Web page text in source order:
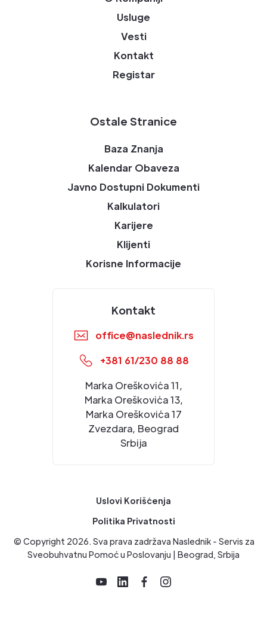
Usluge
Vesti
Kontakt
Registar
Ostale Stranice
Baza Znanja
Kalendar Obaveza
Javno Dostupni Dokumenti
Kalkulatori
Karijere
Klijenti
Korisne Informacije
Kontakt
office@naslednik.rs
+381 61/230 88 88
Marka Oreškovića 11,
Marka Oreškovića 13,
Marka Oreškovića 17
Zvezdara, Beograd
Srbija
Uslovi Korišćenja
Politika Privatnosti
© Copyright 2026. Sva prava zadržava Naslednik - Servis za
Sveobuhvatnu Pomoć u Poslovanju | Beograd, Srbija